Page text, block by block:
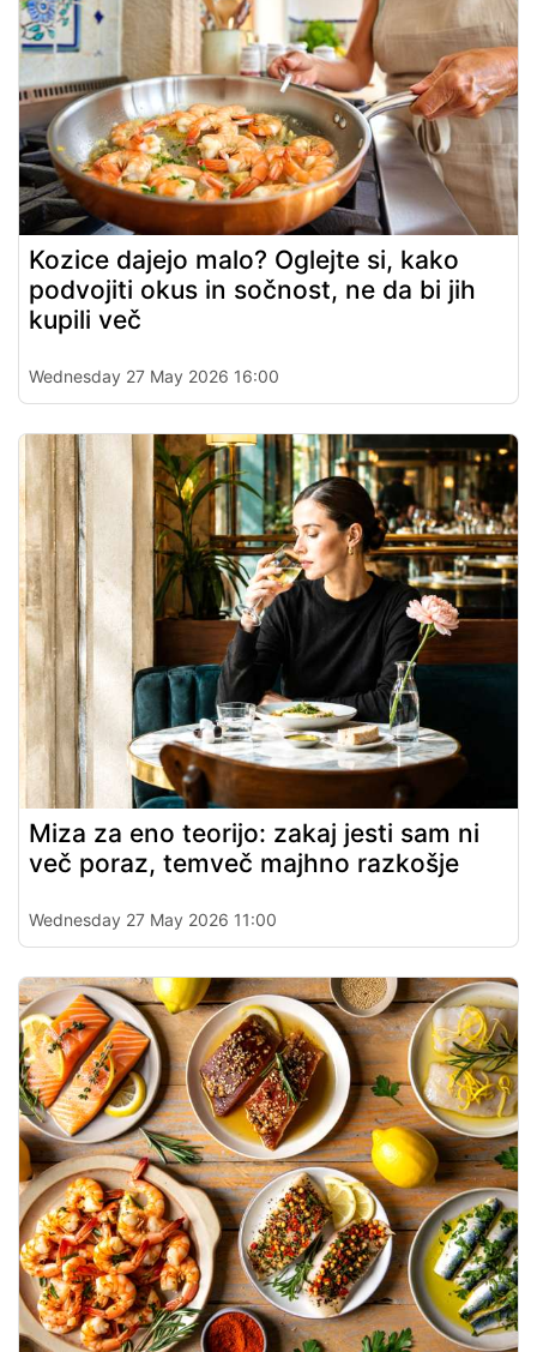
Kozice dajejo malo? Oglejte si, kako
podvojiti okus in sočnost, ne da bi jih
kupili več
Wednesday 27 May 2026 16:00
Miza za eno teorijo: zakaj jesti sam ni
več poraz, temveč majhno razkošje
Wednesday 27 May 2026 11:00